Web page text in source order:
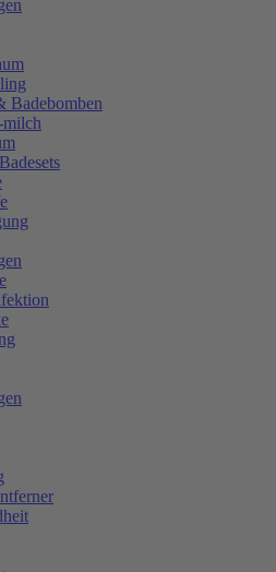
Badebomben